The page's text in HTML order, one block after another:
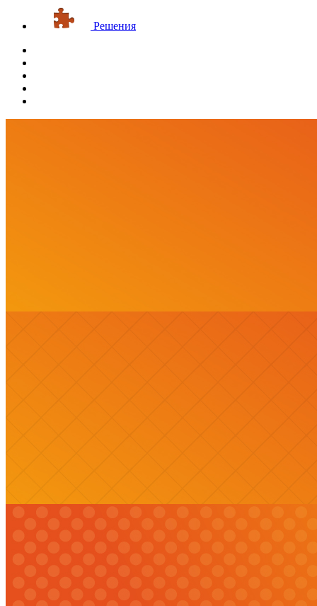
Решения